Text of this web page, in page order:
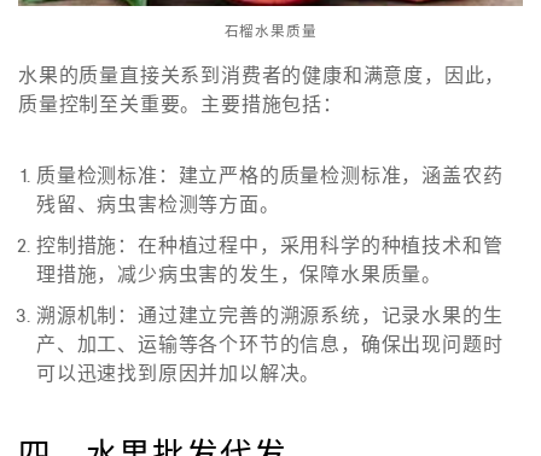
石榴水果质量
水果的质量直接关系到消费者的健康和满意度，因此，
质量控制至关重要。主要措施包括：
质量检测标准 ：建立严格的质量检测标准，涵盖农药
残留、病虫害检测等方面。
控制措施：在种植过程中，采用科学的种植技术和管
理措施，减少病虫害的发生，保障水果质量。
溯源机制 ：通过建立完善的溯源系统，记录水果的生
产、加工、运输等各个环节的信息，确保出现问题时
可以迅速找到原因并加以解决。